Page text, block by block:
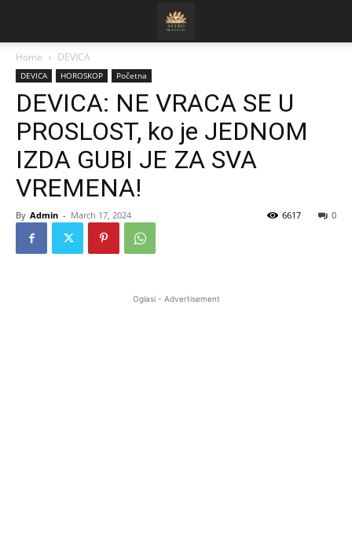
Home DEVICA
DEVICA HOROSKOP Početna
DEVICA: NE VRACA SE U
PROSLOST, ko je JEDNOM
IZDA GUBI JE ZA SVA
VREMENA!
By Admin - March 17, 2024 0
6617
Oglasi - Advertisement